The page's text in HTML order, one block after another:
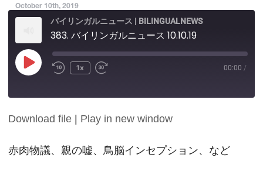
October 10th, 2019
バイリンガルニュース | BILINGUALNEWS
383. バイリンガルニュース 10.10.19
Play
Episode
1x 00:00 /
SHARE
LINK
Download file Play in new window
赤肉物議、親の嘘、鳥脳インセプション、など